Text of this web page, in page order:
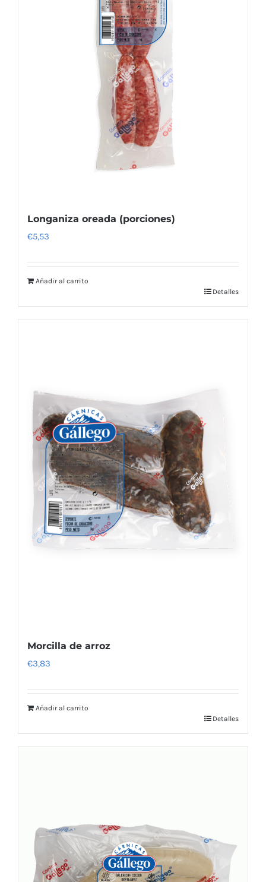
Longaniza oreada (porciones)
€5,53
Añadir al carrito
Detalles
Morcilla de arroz
€3,83
Añadir al carrito
Detalles